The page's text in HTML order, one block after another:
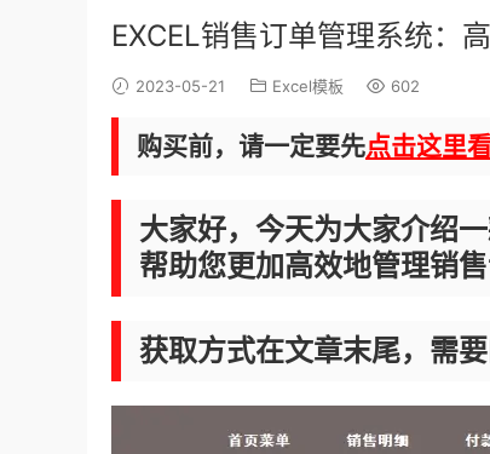
EXCEL销售订单管理系统：
2023-05-21 Excel模板 602
购买前，请一定要先点击这里
大家好，今天为大家介绍
帮助您更加高效地管理销
获取方式在文章末尾，需